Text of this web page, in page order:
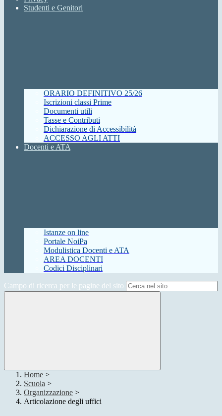
Studenti e Genitori
ORARIO DEFINITIVO 25/26
Iscrizioni classi Prime
Documenti utili
Tasse e Contributi
Dichiarazione di Accessibilità
ACCESSO AGLI ATTI
Docenti e ATA
Istanze on line
Portale NoiPa
Modulistica Docenti e ATA
AREA DOCENTI
Codici Disciplinari
Campo di ricerca per le pagine del sito
Home >
Scuola >
Organizzazione >
Articolazione degli uffici